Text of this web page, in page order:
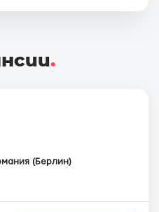
.
(Берлин)